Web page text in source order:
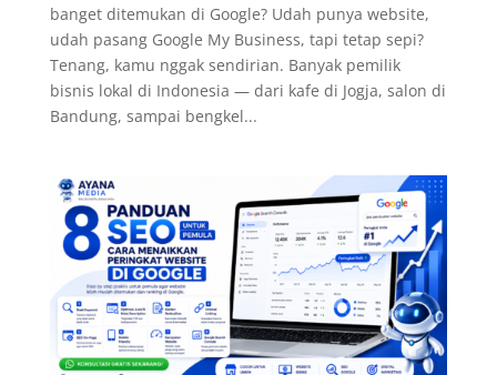
banget ditemukan di Google? Udah punya website,
udah pasang Google My Business, tapi tetap sepi?
Tenang, kamu nggak sendirian. Banyak pemilik
bisnis lokal di Indonesia — dari kafe di Jogja, salon di
Bandung, sampai bengkel...